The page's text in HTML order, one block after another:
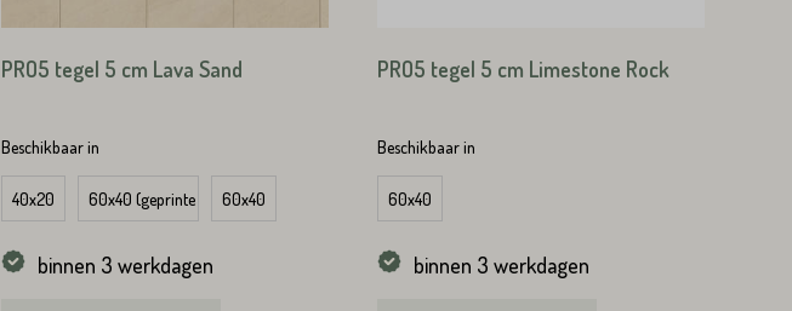
PRO5 tegel 5 cm Lava Sand
Beschikbaar in
40x20 60x40 (geprinte zijkanten)
60x40
binnen 3 werkdagen
PRO5 tegel 5 cm Limestone Rock
Beschikbaar in
60x40
binnen 3 werkdagen